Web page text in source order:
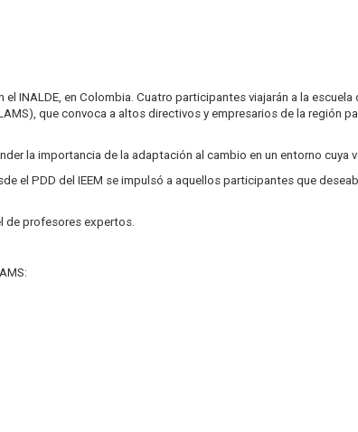
el INALDE, en Colombia. Cuatro participantes viajarán a la
que convoca a altos directivos y empresarios de la región
la importancia de la adaptación al cambio en un entorno cuya
el PDD del IEEM se impulsó a aquellos participantes que
de profesores expertos.